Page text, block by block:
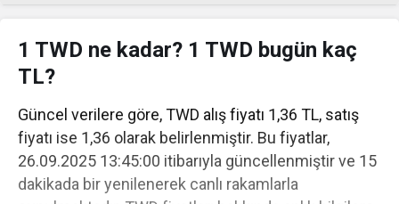
1 TWD ne kadar? 1 TWD bugün kaç
TL?
Güncel verilere göre, TWD alış fiyatı 1,36 TL, satış
fiyatı ise 1,36 olarak belirlenmiştir. Bu fiyatlar,
26.09.2025 13:45:00 itibarıyla güncellenmiştir ve 15
dakikada bir yenilenerek canlı rakamlarla